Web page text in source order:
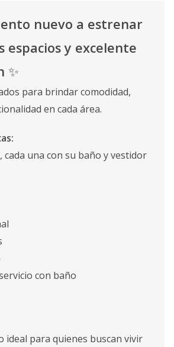
nuevo a estrenar
espacios y excelente
✨
para brindar comodidad,
en cada área.
cada una con su baño y vestidor
con baño
ideal para quienes buscan vivir